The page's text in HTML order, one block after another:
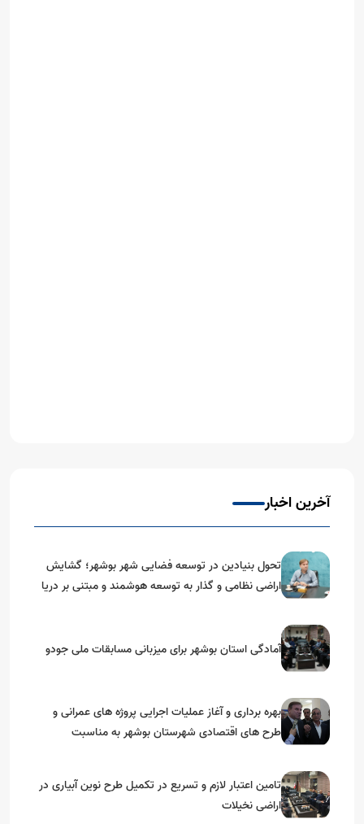
آخرین اخبار
تحول بنیادین در توسعه فضایی شهر بوشهر؛ گشایش
اراضی نظامی و گذار به توسعه هوشمند و مبتنی بر دریا
آمادگی استان بوشهر برای میزبانی مسابقات ملی جودو
بهره برداری و آغاز عملیات اجرایی پروژه های عمرانی و
طرح های اقتصادی شهرستان بوشهر به مناسبت
تامین اعتبار لازم و تسریع در تکمیل طرح نوین آبیاری در
اراضی نخیلات